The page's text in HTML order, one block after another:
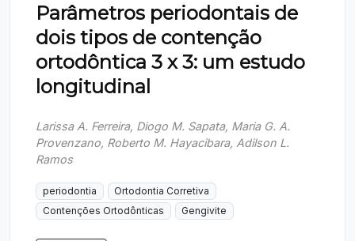
Parâmetros periodontais de
dois tipos de contenção
ortodôntica 3 x 3: um estudo
longitudinal
Larissa A. Ferreira, Diogo M. Sapata, Maria G. A.
Provenzano, Roberto M. Hayacibara, Adilson L.
Ramos
periodontia
Ortodontia Corretiva
Contenções Ortodônticas
Gengivite